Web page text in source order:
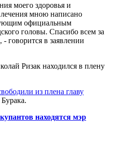
моего здоровья и
мною написано
официальным
головы. Спасибо всем за
говорится в заявлении
Ризак находился в плену
из плена главу
находятся мэр